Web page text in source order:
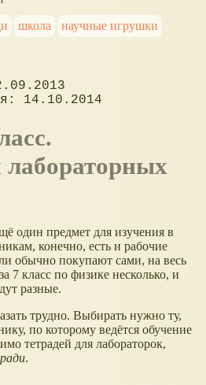
школа
научные игрушки
14.10.2014
лабораторных
один предмет для изучения в
конечно, есть и рабочие
обычно покупают сами, на весь
7 класс по физике несколько, и
разные.
трудно. Выбирать нужно ту,
по которому ведётся обучение
тетрадей для лабораторок,
.